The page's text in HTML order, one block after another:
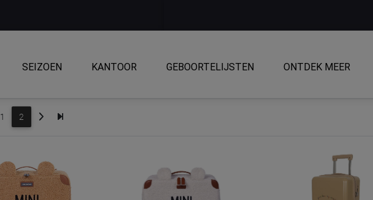
SEIZOEN KANTOOR GEBOORTELIJSTEN ONTDEK MEER
1 2